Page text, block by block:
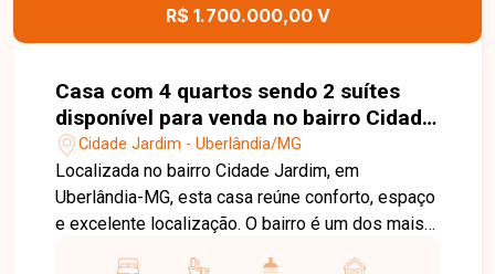
R$ 1.700.000,00 V
Casa com 4 quartos sendo 2 suítes
disponível para venda no bairro Cidade
Jardim em Uberlândia-MG
Cidade Jardim - Uberlândia/MG
Localizada no bairro Cidade Jardim, em
Uberlândia-MG, esta casa reúne conforto, espaço
e excelente localização. O bairro é um dos mais